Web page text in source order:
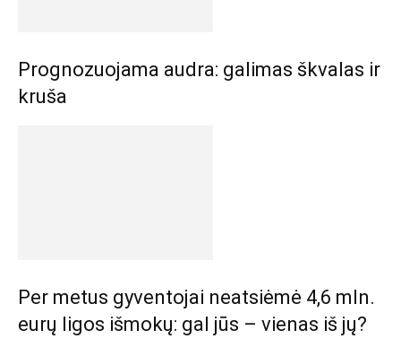
Prognozuojama audra: galimas škvalas ir
kruša
Per metus gyventojai neatsiėmė 4,6 mln.
eurų ligos išmokų: gal jūs – vienas iš jų?